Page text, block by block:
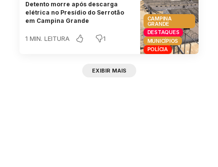
CAMPINA
GRANDE
DESTAQUES
MUNICÍPIOS
POLÍCIA
Detento morre após descarga
elétrica no Presídio do Serrotão
em Campina Grande
1 MIN. LEITURA 1
EXIBIR MAIS